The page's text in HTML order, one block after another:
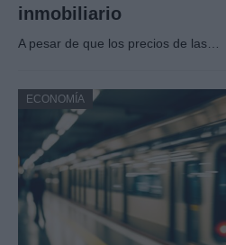
inmobiliario
A pesar de que los precios de las…
ECONOMÍA